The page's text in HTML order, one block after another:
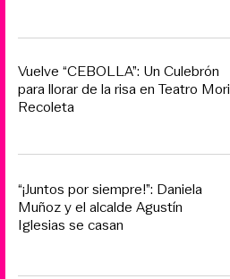
Vuelve “CEBOLLA”: Un Culebrón
para llorar de la risa en Teatro Mori
Recoleta
“¡Juntos por siempre!”: Daniela
Muñoz y el alcalde Agustín
Iglesias se casan